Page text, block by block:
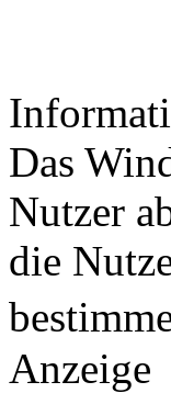
Das
Nutzer
die
Anzeige